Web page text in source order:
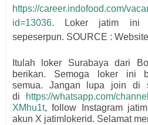
https://career.indofood.com/
id=13036. Loker jatim ini
sepeserpun. SOURCE :
Itulah loker Surabaya dari
berikan. Semoga loker ini
semua. Jangan lupa join di
di
https://whatsapp.com/
XMhu1t, follow Instagram
akun X jatimlokerid. Selamat